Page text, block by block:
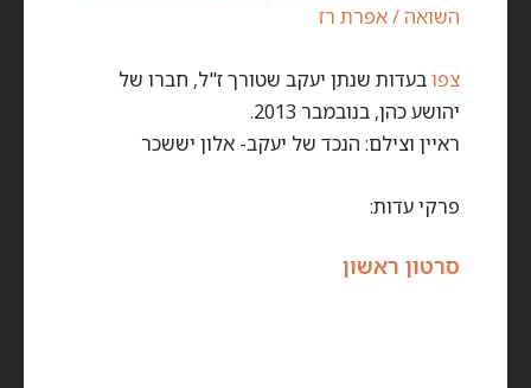
השואה / אפרת רז
צפובעדות שנתן יעקב שטורך ז"ל, חברו של
יהושע כהן, בנובמבר 2013.
ראיין וצילם: הנכד של יעקב- אלון יששכר
פרקי עדות:
סרטון ראשון